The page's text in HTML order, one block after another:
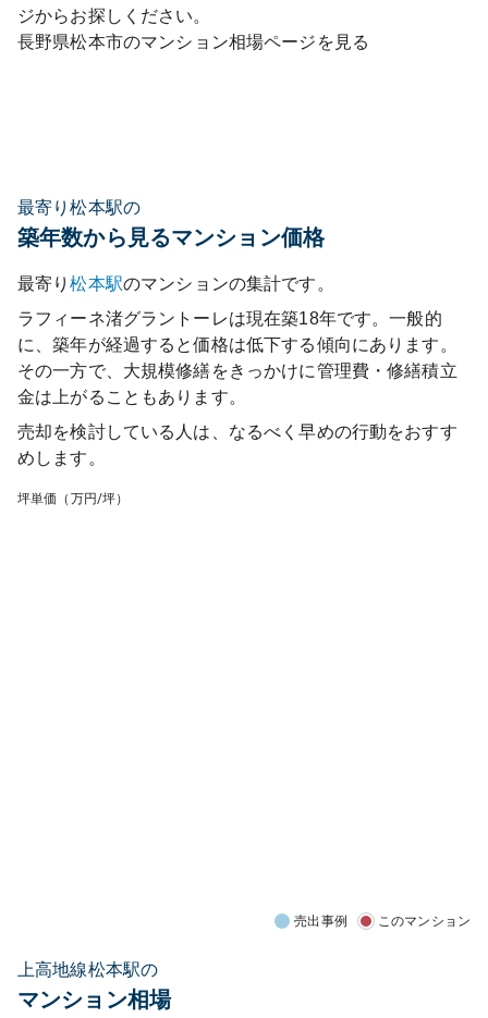
ジからお探しください。
長野県松本市のマンション相場ページを見る
最寄り松本駅の
築年数から見るマンション価格
最寄り松本駅のマンションの集計です。
ラフィーネ渚グラントーレは現在築18年です。一般的
に、築年が経過すると価格は低下する傾向にあります。
その一方で、大規模修繕をきっかけに管理費・修繕積立
金は上がることもあります。
売却を検討している人は、なるべく早めの行動をおすす
めします。
坪単価（万円/坪）
売出事例 このマンション
上高地線松本駅の
マンション相場